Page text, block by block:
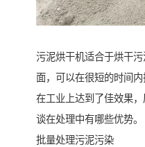
污泥烘干机适合于烘干
面，可以在很短的时间内
在工业上达到了佳效果
谈在处理中有哪些优势。
批量处理污泥污染